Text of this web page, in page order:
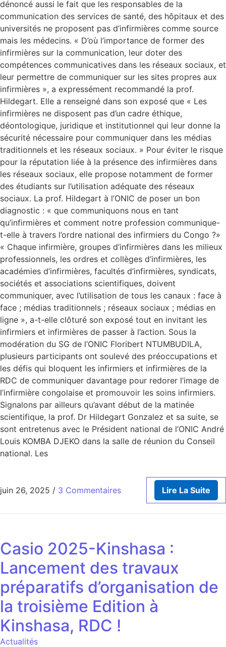
dénoncé aussi le fait que les responsables de la
communication des services de santé, des hôpitaux et des
universités ne proposent pas d’infirmières comme source
mais les médecins. « D’où l’importance de former des
infirmières sur la communication, leur doter des
compétences communicatives dans les réseaux sociaux, et
leur permettre de communiquer sur les sites propres aux
infirmières », a expressément recommandé la prof.
Hildegart. Elle a renseigné dans son exposé que « Les
infirmières ne disposent pas d’un cadre éthique,
déontologique, juridique et institutionnel qui leur donne la
sécurité nécessaire pour communiquer dans les médias
traditionnels et les réseaux sociaux. » Pour éviter le risque
pour la réputation liée à la présence des infirmières dans
les réseaux sociaux, elle propose notamment de former
des étudiants sur l’utilisation adéquate des réseaux
sociaux. La prof. Hildegart à l’ONIC de poser un bon
diagnostic : « que communiquons nous en tant
qu’infirmières et comment notre profession communique-
t-elle à travers l’ordre national des infirmiers du Congo ?»
« Chaque infirmière, groupes d’infirmières dans les milieux
professionnels, les ordres et collèges d’infirmières, les
académies d’infirmières, facultés d’infirmières, syndicats,
sociétés et associations scientifiques, doivent
communiquer, avec l’utilisation de tous les canaux : face à
face ; médias traditionnels ; réseaux sociaux ; médias en
ligne », a-t-elle clôturé son exposé tout en invitant les
infirmiers et infirmières de passer à l’action. Sous la
modération du SG de l’ONIC Floribert NTUMBUDILA,
plusieurs participants ont soulevé des préoccupations et
les défis qui bloquent les infirmiers et infirmières de la
RDC de communiquer davantage pour redorer l’image de
l’infirmière congolaise et promouvoir les soins infirmiers.
Signalons par ailleurs qu’avant début de la matinée
scientifique, la prof. Dr Hildegart Gonzalez et sa suite, se
sont entretenus avec le Président national de l’ONIC André
Louis KOMBA DJEKO dans la salle de réunion du Conseil
national. Les
juin 26, 2025 / 3 Commentaires Lire La Suite
Casio 2025-Kinshasa :
Lancement des travaux
préparatifs d’organisation de
la troisième Edition à
Kinshasa, RDC !
Actualités